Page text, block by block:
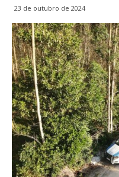
23 de outubro de 2024